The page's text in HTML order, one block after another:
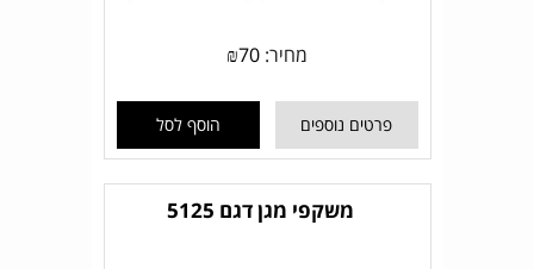
מחיר: ₪70
פרטים נוספים הוסף לסל
משקפי מגן דגם 5125